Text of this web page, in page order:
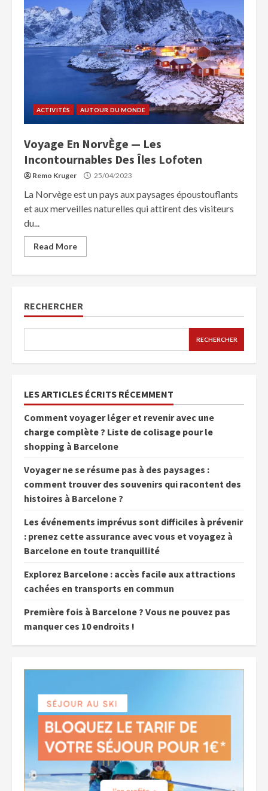
ACTIVITÉS AUTOUR DU MONDE
Voyage En NorvÈge — Les
Incontournables Des Îles Lofoten
Remo Kruger 25/04/2023
La Norvège est un pays aux paysages époustouflants
et aux merveilles naturelles qui attirent des visiteurs
du...
Read More
RECHERCHER
RECHERCHER
LES ARTICLES ÉCRITS RÉCEMMENT
Comment voyager léger et revenir avec une
charge complète ? Liste de colisage pour le
shopping à Barcelone
Voyager ne se résume pas à des paysages :
comment trouver des souvenirs qui racontent des
histoires à Barcelone ?
Les événements imprévus sont difficiles à prévenir
: prenez cette assurance avec vous et voyagez à
Barcelone en toute tranquillité
Explorez Barcelone : accès facile aux attractions
cachées en transports en commun
Première fois à Barcelone ? Vous ne pouvez pas
manquer ces 10 endroits !